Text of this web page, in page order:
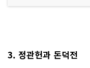
3. 정관헌과 돈덕전